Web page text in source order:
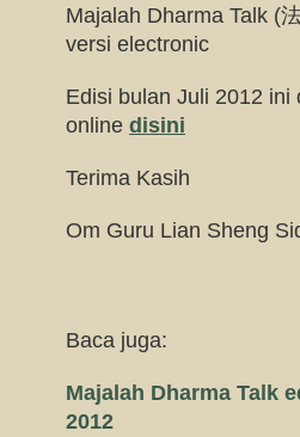
Majalah Dharma Talk (
versi electronic
Edisi bulan Juli 2012 ini
online disini
Terima Kasih
Om Guru Lian Sheng
Baca juga:
Majalah Dharma Talk
2012